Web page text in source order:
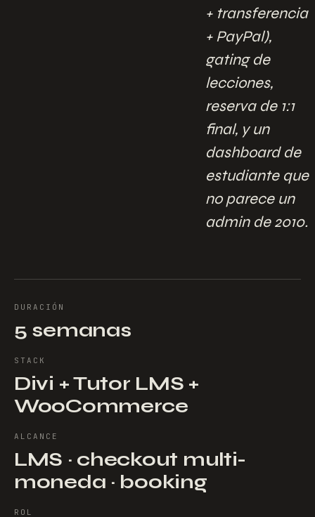
+ transferencia
+ PayPal),
gating de
lecciones,
reserva de 1:1
final, y un
dashboard de
estudiante que
no parece un
admin de 2010.
DURACIÓN
5 semanas
STACK
Divi + Tutor LMS +
WooCommerce
ALCANCE
LMS · checkout multi-
moneda · booking
ROL